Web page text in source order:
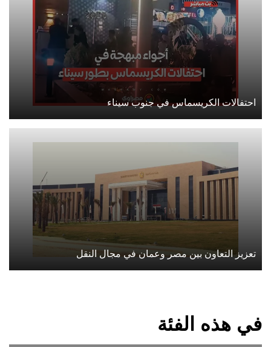
احتفالات الكريسماس في جنوب سيناء
تعزيز التعاون بين مصر وعمان في مجال النقل
في هذه الفئة